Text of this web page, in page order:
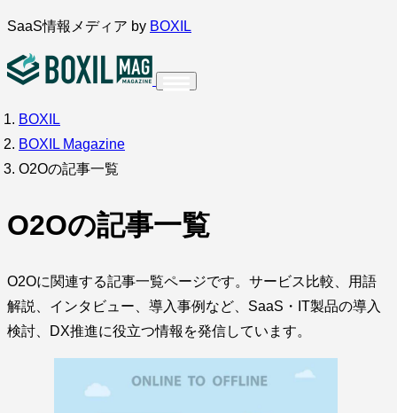
内
を
キ
ッ
プ
SaaS情報メディア by BOXIL
インタビュー
サービス比較
BOXIL
BOXIL Magazine
O2Oの記事一覧
O2Oの記事一覧
O2Oに関連する記事一覧ページです。サービス比較、用語
解説、インタビュー、導入事例など、SaaS・IT製品の導入
検討、DX推進に役立つ情報を発信しています。